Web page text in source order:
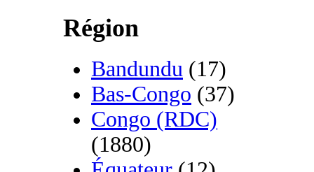
Région
Bandundu (17)
Bas-Congo (37)
Congo (RDC)
(1880)